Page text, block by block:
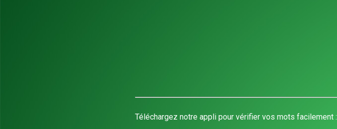
Téléchargez notre appli pour vérifier vos mots facilement :